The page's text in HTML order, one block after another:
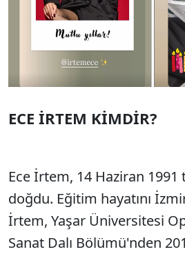
ECE İRTEM KİMDİR?
Ece İrtem, 14 Haziran
doğdu. Eğitim hayatını
İrtem, Yaşar Üniversitesi
Sanat Dalı Bölümü'nden